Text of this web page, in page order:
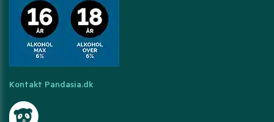
Kontakt Pandasia.dk